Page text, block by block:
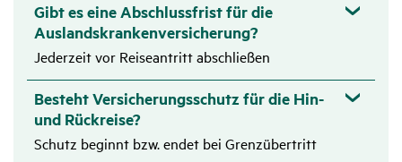
Zutref­
fend
Heil­mittel:
Strahlen, Licht- und sons­tige physi­ka­li­sche
Behand­lungen
Massagen, Packungen, Inha­la­tionen und Kran­ken­
gym­nastik
Gibt es eine Abschlussfrist für die
Auslandskrankenversicherung?
Jederzeit vor Reiseantritt abschließen
Besteht Versicherungsschutz für die Hin-
und Rückreise?
Schutz beginnt bzw. endet bei Grenzübertritt